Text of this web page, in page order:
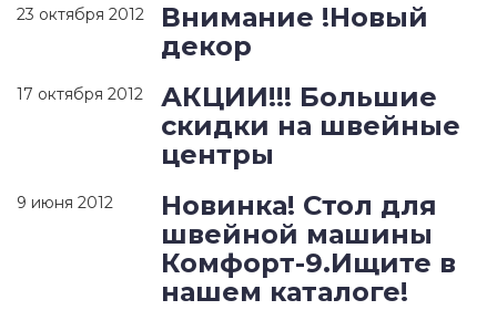
23 октября 2012
Внимание !Новый
декор
17 октября 2012
АКЦИИ!!! Большие
скидки на швейные
центры
9 июня 2012
Новинка! Стол для
швейной машины
Комфорт-9.Ищите в
нашем каталоге!